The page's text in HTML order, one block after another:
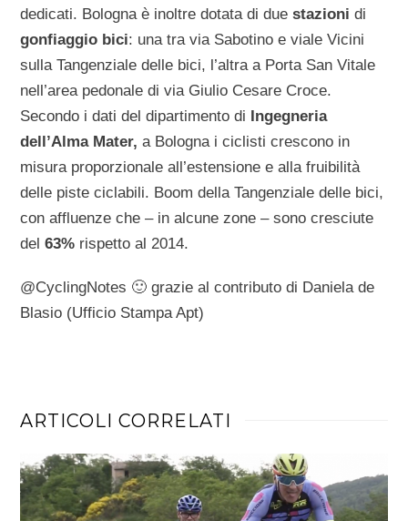
dedicati. Bologna è inoltre dotata di duestazioni di
gonfiaggio bici: una tra via Sabotino e viale Vicini
sulla Tangenziale delle bici, l’altra a Porta San Vitale
nell’area pedonale di via Giulio Cesare Croce.
Secondo i dati del dipartimento di
Ingegneria
dell’Alma Mater,a Bologna i ciclisti crescono in
misura proporzionale all’estensione e alla fruibilità
delle piste ciclabili. Boom della Tangenziale delle bici,
con affluenze che – in alcune zone – sono cresciute
del63% rispetto al 2014.
@CyclingNotes 🙂 grazie al contributo di Daniela de
Blasio (Ufficio Stampa Apt)
ARTICOLI CORRELATI